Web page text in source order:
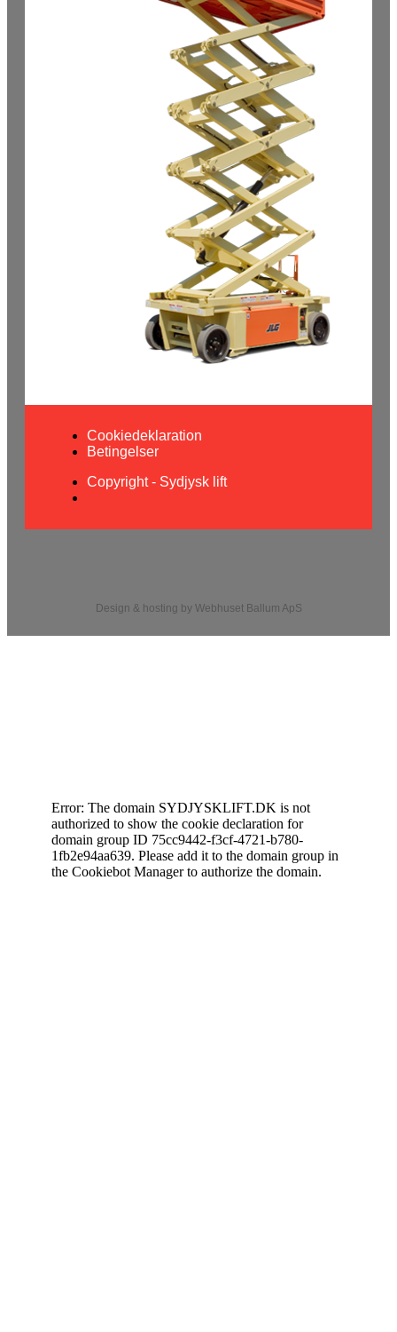
Cookiedeklaration
Betingelser
Copyright - Sydjysk lift
Design & hosting by Webhuset Ballum ApS
Error: The domain SYDJYSKLIFT.DK is not
authorized to show the cookie declaration for
domain group ID 75cc9442-f3cf-4721-b780-
1fb2e94aa639. Please add it to the domain group in
the Cookiebot Manager to authorize the domain.